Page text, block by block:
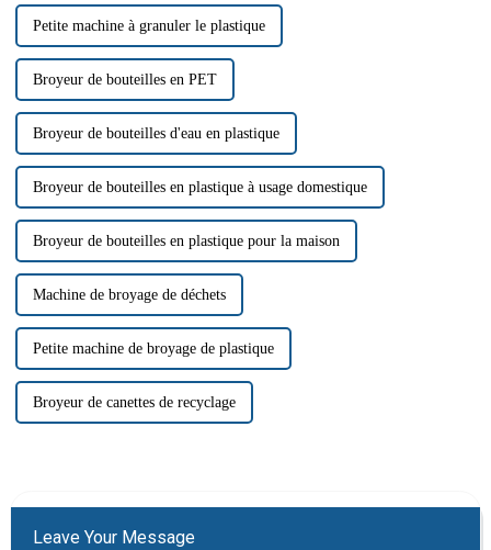
Petite machine à granuler le plastique
Broyeur de bouteilles en PET
Broyeur de bouteilles d'eau en plastique
Broyeur de bouteilles en plastique à usage domestique
Broyeur de bouteilles en plastique pour la maison
Machine de broyage de déchets
Petite machine de broyage de plastique
Broyeur de canettes de recyclage
Leave Your Message